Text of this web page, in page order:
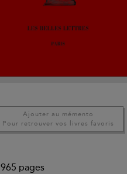
Ajouter au mémento
Pour retrouver vos livres favoris
965 pages